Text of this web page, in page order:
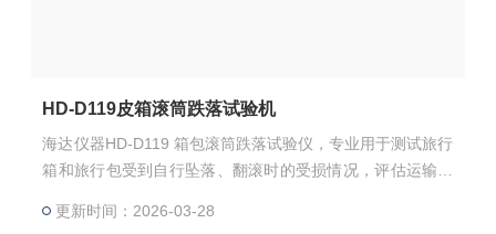
HD-D119皮箱滚筒跌落试验机
海达仪器HD-D119 箱包滚筒跌落试验仪，专业用于测试旅行
箱和旅行包受到自行坠落、翻滚时的受损情况，评估运输搬
更新时间：2026-03-28